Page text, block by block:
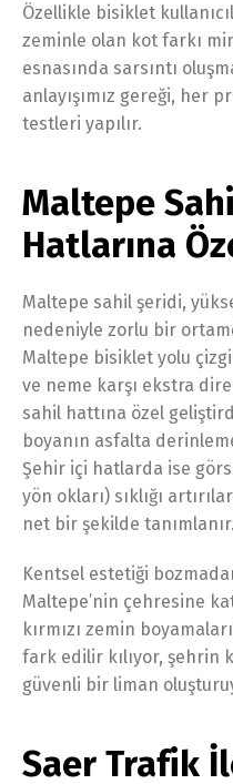
Özellikle bisiklet
zeminle olan kot farkı
esnasında sarsıntı
anlayışımız gereği, her
testleri yapılır.
Maltepe
Hatlarına
Maltepe sahil şeridi,
nedeniyle zorlu bir
Maltepe bisiklet yolu
ve neme karşı ekstra
sahil hattına özel
boyanın asfalta
Şehir içi hatlarda ise
yön okları) sıklığı
net bir şekilde tanımlanır.
Kentsel estetiği
Maltepe’nin çehresine
kırmızı zemin
fark edilir kılıyor, şehrin
güvenli bir liman
Saer Trafik